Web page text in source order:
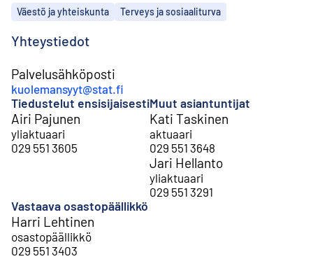
Aiheet
Väestö ja yhteiskunta Terveys ja sosiaaliturva
Yhteystiedot
Palvelusähköposti
kuolemansyyt@stat.fi
Tiedustelut ensisijaisesti
Airi Pajunen
yliaktuaari
029 551 3605
Muut asiantuntijat
Kati Taskinen
aktuaari
029 551 3648
Jari Hellanto
yliaktuaari
029 551 3291
Vastaava osastopäällikkö
Harri Lehtinen
osastopäällikkö
029 551 3403